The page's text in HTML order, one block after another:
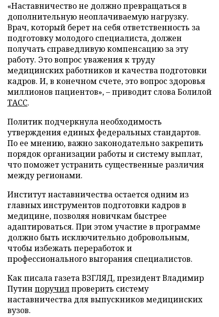
«Наставничество не должно превращаться в
дополнительную неоплачиваемую нагрузку.
Врач, который берет на себя ответственность за
подготовку молодого специалиста, должен
получать справедливую компенсацию за эту
работу. Это вопрос уважения к труду
медицинских работников и качества подготовки
кадров. И, в конечном счете, это вопрос здоровья
миллионов пациентов», – приводит слова Болилой
ТАСС.
Политик подчеркнула необходимость
утверждения единых федеральных стандартов.
По ее мнению, важно законодательно закрепить
порядок организации работы и систему выплат,
что поможет устранить существенные различия
между регионами.
Институт наставничества остается одним из
главных инструментов подготовки кадров в
медицине, позволяя новичкам быстрее
адаптироваться. При этом участие в программе
должно быть исключительно добровольным,
чтобы избежать переработок и
профессионального выгорания специалистов.
Как писала газета ВЗГЛЯД, президент Владимир
Путин поручилпроверить систему
наставничества для выпускников медицинских
вузов.